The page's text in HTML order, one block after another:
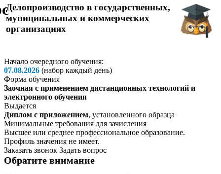
Делопроизводство в государственных,
муниципальных и коммерческих
организациях
Начало очередного обучения:
07.08.2026 (набор каждый день)
Форма обучения
Заочная с применением дистанционных технологий и
электронного обучения
Выдается
Диплом с приложением, установленного образца
Минимальные требования для зачисления
Высшее или среднее профессиональное образование.
Профиль значения не имеет.
Заказать звонок Задать вопрос
Обратите внимание